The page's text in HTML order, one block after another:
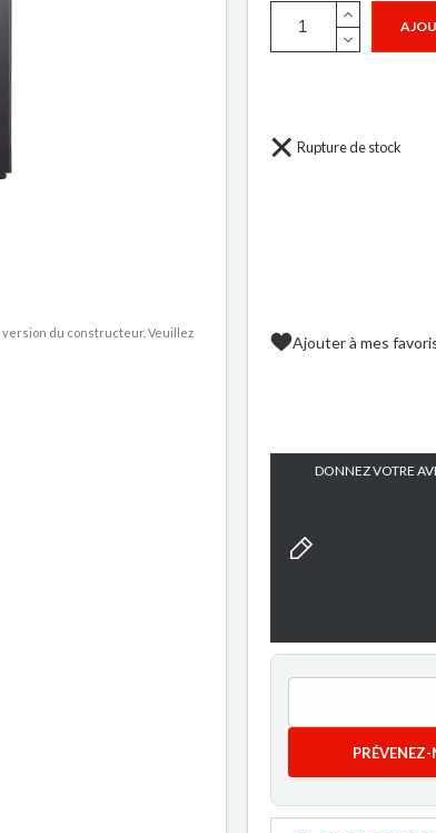
du constructeur. Veuillez
Rupture de stock
Ajouter à mes
DONNEZ VOTRE